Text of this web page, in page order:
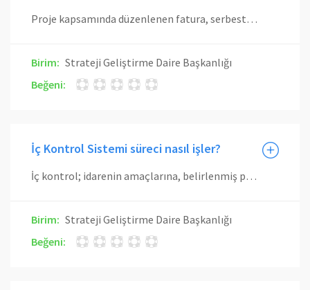
Proje kapsamında düzenlenen fatura, serbest meslek makbuzu ve gider pusulalarında proje kodu belirtilmelidir. -Faturanın açıklama kısmındaki ifade, ilgili harcamanın proje bütçesinde belirtilen açıklamayla aynı olmalıdır. Faturayı düzenleyen kurumun sisteminin izin vermemesi durumunda, fatura üzerine bütçe kalemine uygun olarak yapılacak açıklamanın eklenmelidir. -Faturanın birim/miktar, fiyat ve tutar kısımları proje bütçesine uygun olarak doldurulmalıdır. -Ödemesi yapılan faturalar üzerinde Üniversitemiz tarafından hiçbir değişiklik/düzeltme işlemi yapılamadığından faturaların doğru ve eksiksiz düzenlenmesi gerekmektedir. -Fatura ve diğer harcama belgelerinin örnekleri ilgili proje personelinde bulunmalıdır.
Birim: Strateji Geliştirme Daire Başkanlığı
Beğeni:
İç Kontrol Sistemi süreci nasıl işler?
İç kontrol; idarenin amaçlarına, belirlenmiş politikalara ve mevzuata uygun olarak faaliyetlerin etkili, ekonomik ve verimli bir şekilde yürütülmesini, varlık ve kaynakların korunmasını, muhasebe kayıtlarının doğru ve tam olarak tutulmasını, malî bilgi ve yönetim bilgisinin zamanında ve güvenilir olarak üretilmesini sağlamak üzere idare tarafından oluşturulan organizasyon, yöntem ve süreçle iç denetimi kapsayan malî ve diğer kontroller bütünüdür. Görev ve yetkileri çerçevesinde, malî yönetim ve iç kontrol süreçlerine ilişkin standartlar ve yöntemler Maliye Bakanlığınca, iç denetime ilişkin standartlar ve yöntemler ise İç Denetim Koordinasyon Kurulu tarafından belirlenir, geliştirilir ve uyumlaştırılır. Bunlar ayrıca, sistemlerin koordinasyonunu sağlar ve kamu idarelerine rehberlik hizmeti verir.
Birim: Strateji Geliştirme Daire Başkanlığı
Beğeni: